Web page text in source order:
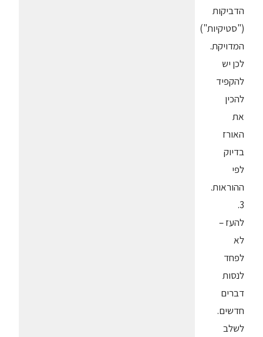
הדביקות
("סטיקיות")
המדויקת.
לכן יש
להקפיד
להכין
את
האורז
בדיוק
לפי
ההוראות.
3.
להעז –
לא
לפחד
לנסות
דברים
חדשים.
לשלב